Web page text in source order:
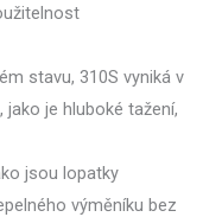
stavu, 310S vyniká v
je hluboké tažení,
jsou lopatky
výměníku bez